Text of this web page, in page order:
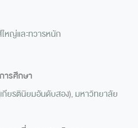
หญ่และทวารหนัก
ารศึกษา
ยรตินิยมอันดับสอง), มหาวิทยาลัย